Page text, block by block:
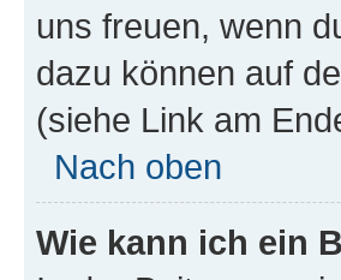
uns freuen, wenn
dazu können auf
(siehe Link am
Nach oben
Wie kann ich ein